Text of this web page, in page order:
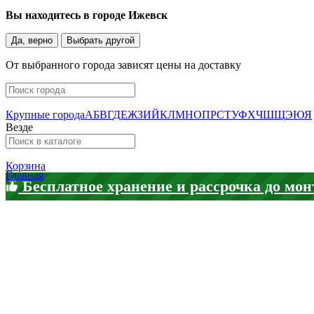
Вы находитесь в городе Ижевск
Да, верно Выбрать другой
От выбранного города зависят цены на доставку
Крупные городаАБВГДЕЖЗИЙКЛМНОПРСТУФХЧШЩЭЮЯ
Везде
Корзина
Бесплатное хранение и рассрочка до
Главная